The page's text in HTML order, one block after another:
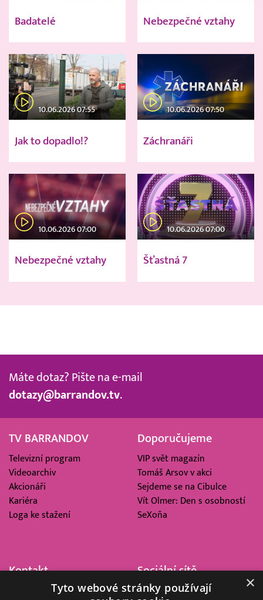
Badatelé Nebezpečné vztahy
10.06.2026 07:55
Jak to dopadlo!?
10.06.2026 07:50
Záchranáři
10.06.2026 07:00
Nebezpečné vztahy
10.06.2026 07:00
Šťastná 7
Máte dotaz? Pište na e-mail
dotazy@barrandov.tv.
TV BARRANDOV
Televizní program
Videoarchiv
Akcionáři
Kariéra
Loga ke stažení
Doporučujeme
VIP svět magazín
Tomáš Arsov v akci
Sejdeme se na Cibulce
Vít Olmer: Den s osobností
SeXoňa
Kontakt
Barrandov Televizní Studio,
Sociální sítě
×
Tyto webové stránky používají